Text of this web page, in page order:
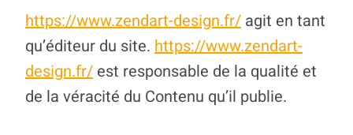
https://www.zendart-design.fr/ agit en tant
qu’éditeur du site. https://www.zendart-
design.fr/ est responsable de la qualité et
de la véracité du Contenu qu’il publie.